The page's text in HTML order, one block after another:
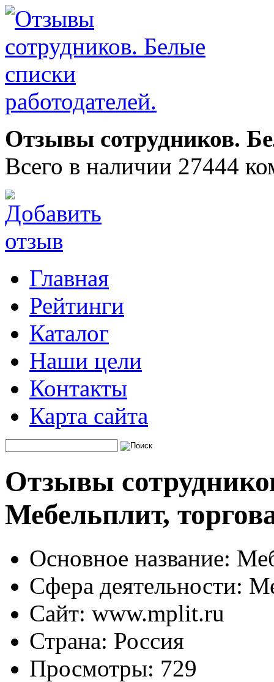
Отзывы сотрудников.
Всего в наличии 27444
Главная
Рейтинги
Каталог
Наши цели
Контакты
Карта сайта
Отзывы
Мебельплит,
Основное название:
Сфера деятельности:
Сайт: www.mplit.ru
Страна: Россия
Просмотры: 729